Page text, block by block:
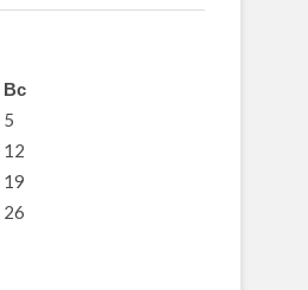
Вс
5
12
19
26